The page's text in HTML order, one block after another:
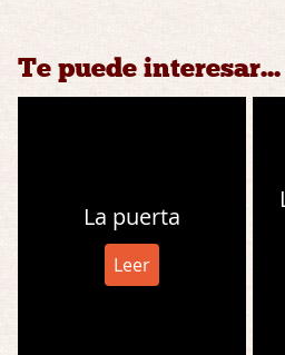
Te puede interesar...
La puerta
Leer